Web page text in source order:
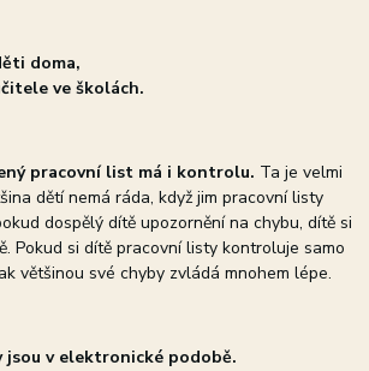
doma,
ve školách.
pracovní list má i kontrolu. Ta je velmi
dětí nemá ráda, když jim pracovní listy
dospělý dítě upozornění na chybu, dítě si
Pokud si dítě pracovní listy kontroluje samo
většinou své chyby zvládá mnohem lépe.
v elektronické podobě.